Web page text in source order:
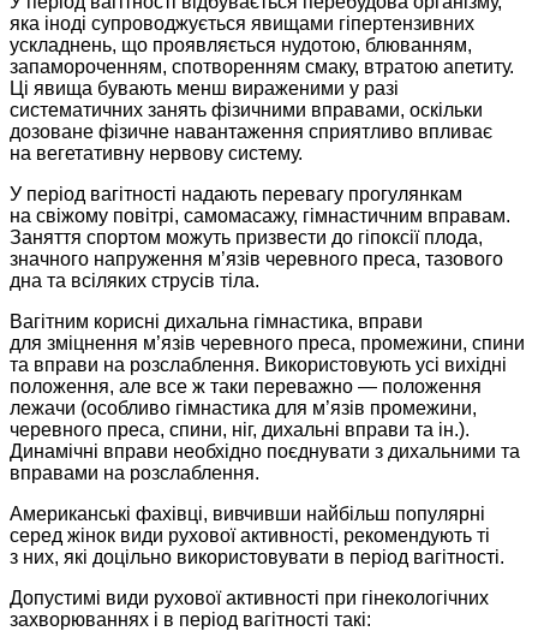
яка іноді супроводжується явищами гіпертензивних
ускладнень, що проявляється нудотою, блюванням,
запамороченням, спотворенням смаку, втратою апетиту.
Ці явища бувають менш вираженими у разі
систематичних занять фізичними вправами, оскільки
дозоване фізичне навантаження сприятливо впливає
на вегетативну нервову систему.
У період вагітності надають перевагу прогулянкам
на свіжому повітрі, самомасажу, гімнастичним вправам.
Заняття спортом можуть призвести до гіпоксії плода,
знач­ного напруження м’язів черевного преса, тазового
дна та всіляких струсів тіла.
Вагітним корисні дихальна гімнастика, вправи
для зміцнення м’язів черевного преса, промежини, спини
та вправи на розслаблення. Використовують усі вихідні
положення, але все ж таки переважно — положення
лежачи (особливо гімнастика для м’язів промежини,
черевного преса, спини, ніг, дихальні вправи та ін.).
Динамічні вправи необхідно поєднувати з дихальними та
вправами на розслаблення.
Американські фахівці, вивчивши найбільш популярні
серед жінок види рухової активності, рекомендують ті
з них, які доцільно використовувати в період вагітності.
Допустимі види рухової активності при гінекологічних
захворюваннях і в період вагітності такі: